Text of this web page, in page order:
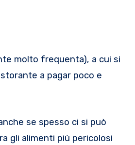
molto frequenta), a cui si
a pagar poco e
se spesso ci si può
gli alimenti più pericolosi